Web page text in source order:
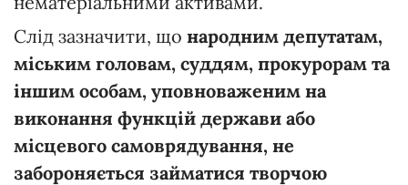
Слід зазначити, що народним депутатам,
міським головам, суддям, прокурорам та
іншим особам, уповноваженим на
виконання функцій держави або
місцевого самоврядування, не
забороняється займатися творчою